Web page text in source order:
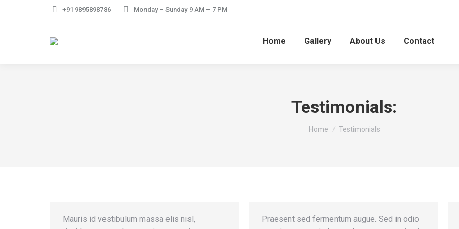
+91 9895898786 Monday – Sunday 9 AM – 7 PM
Home Gallery About Us Contact
Testimonials:
You are here:
Home Testimonials
Mauris id vestibulum massa elis nisl,
Praesent sed fermentum augue. Sed in odio